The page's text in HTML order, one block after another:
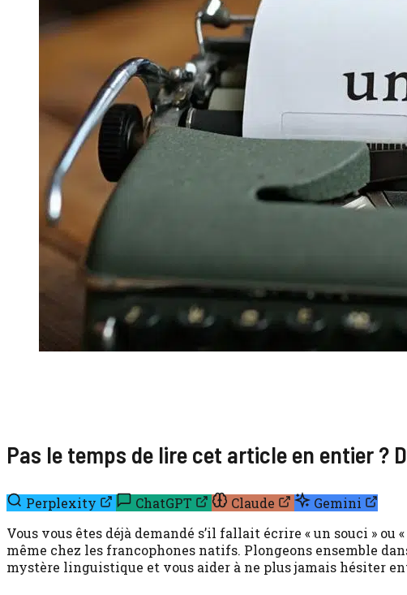
Pas le temps de lire cet article en entier ?
Perplexity ChatGPT Claude
Gemini
Vous vous êtes déjà demandé s’il fallait écrire « un souci »
même chez les francophones natifs. Plongeons ensemble
mystère linguistique et vous aider à ne plus jamais hésiter